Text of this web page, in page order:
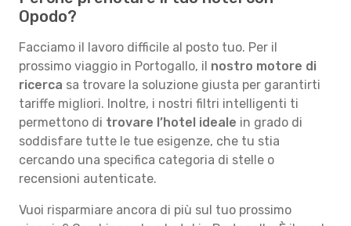
Opodo?
Facciamo il lavoro difficile al posto tuo. Per il
prossimo viaggio in Portogallo, il nostro motore di
ricerca sa trovare la soluzione giusta per garantirti
tariffe migliori. Inoltre, i nostri filtri intelligenti ti
permettono di trovare l’hotel ideale in grado di
soddisfare tutte le tue esigenze, che tu stia
cercando una specifica categoria di stelle o
recensioni autenticate.
Vuoi risparmiare ancora di più sul tuo prossimo